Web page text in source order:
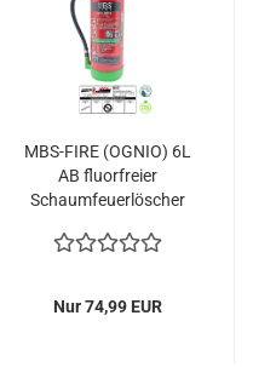
MBS-FIRE (OGNIO) 6L
AB fluorfreier
Schaumfeuerlöscher
Plakette
Nur 74,99 EUR